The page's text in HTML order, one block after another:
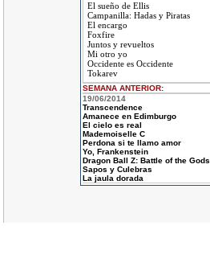
El sueño de Ellis
Campanilla: Hadas y Piratas
El encargo
Foxfire
Juntos y revueltos
Mi otro yo
Occidente es Occidente
Tokarev
SEMANA ANTERIOR:
19/06/2014
Transcendence
Amanece en Edimburgo
El cielo es real
Mademoiselle C
Perdona si te llamo amor
Yo, Frankenstein
Dragon Ball Z: Battle of the Gods
Sapos y Culebras
La jaula dorada